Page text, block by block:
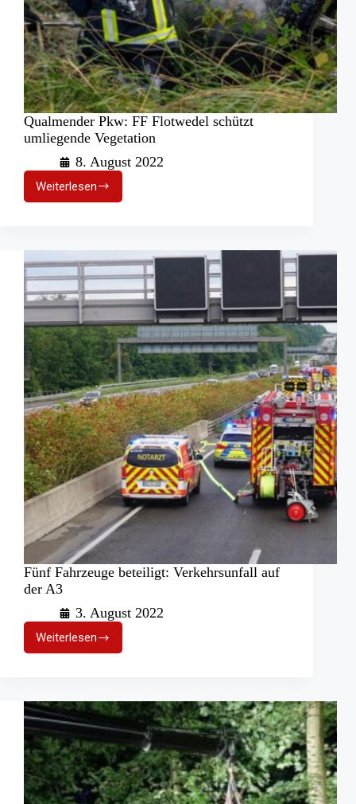
Qualmender Pkw: FF Flotwedel schützt
umliegende Vegetation
8. August 2022
WeiterlesenQualmender
Pkw:
schützt
umliegende
Vegetation
Fünf Fahrzeuge beteiligt: Verkehrsunfall auf
der A3
3. August 2022
Weiterlesen
Fünf
Fahrzeuge
auf
der
A3